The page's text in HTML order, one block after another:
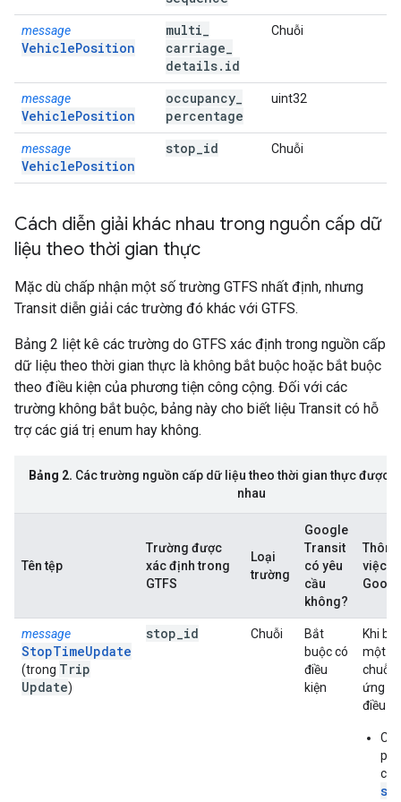
message
VehiclePosition
multi
carriage
details. id
Chuỗi
message
VehiclePosition
occupancy
percentage
uint32
message
VehiclePosition
stop id Chuỗi
Cách diễn giải khác nhau trong nguồn cấp dữ
liệu theo thời gian thực
Mặc dù chấp nhận một số trường GTFS nhất định, nhưng
Transit diễn giải các trường đó khác với GTFS.
Bảng 2 liệt kê các trường do GTFS xác định trong nguồn cấp
dữ liệu theo thời gian thực là không bắt buộc hoặc bắt buộc
theo điều kiện của phương tiện công cộng. Đối với các
trường không bắt buộc, bảng này cho biết liệu Transit có hỗ
trợ các giá trị enum hay không.
Bảng 2. Các trường nguồn cấp dữ liệu theo thời gian thực được
nhau
Tên tệp
Trường được
xác định trong
GTFS
Loại
trường
Google
Transit
có yêu
cầu
không?
việc
message
StopTimeUpdate
(trong Trip
Update)
stop id Chuỗi
Bắt
buộc có
điều
kiện
Khi
một
chuỗi
ứng
điều